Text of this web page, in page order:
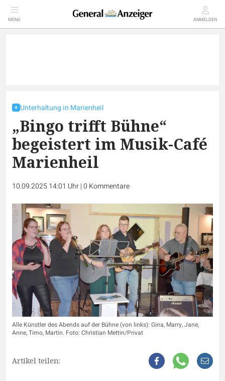
MENÜ ANMELDEN
Unterhaltung in Marienheil
„Bingo trifft Bühne“
begeistert im Musik-Café
Marienheil
10.09.2025 14:01 Uhr|0 Kommentare
Alle Künstler des Abends auf der Bühne (von links): Gina, Marry, Jane,
Anne, Timo, Martin. Foto: Christian Mettin/Privat
Artikel teilen: